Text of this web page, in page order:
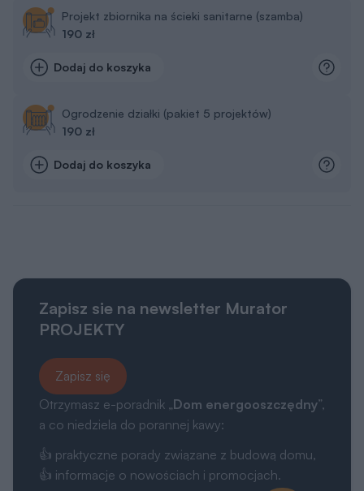
Projekt zbiornika na ścieki sanitarne (szamba)
190 zł
Dodaj do koszyka
Ogrodzenie działki (pakiet 5 projektów)
190 zł
Dodaj do koszyka
Zapisz sie na newsletter Murator
PROJEKTY
Zapisz się
Otrzymasz e-poradnik „Dom energooszczędny”,
a co niedziela do porannej kawy:
👍 praktyczne porady związane z budową domu,
👍 informacje o nowościach i promocjach.